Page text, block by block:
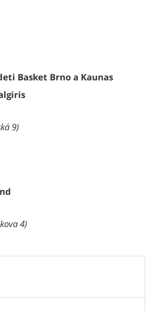
Basket Brno a Kaunas
9)
4)